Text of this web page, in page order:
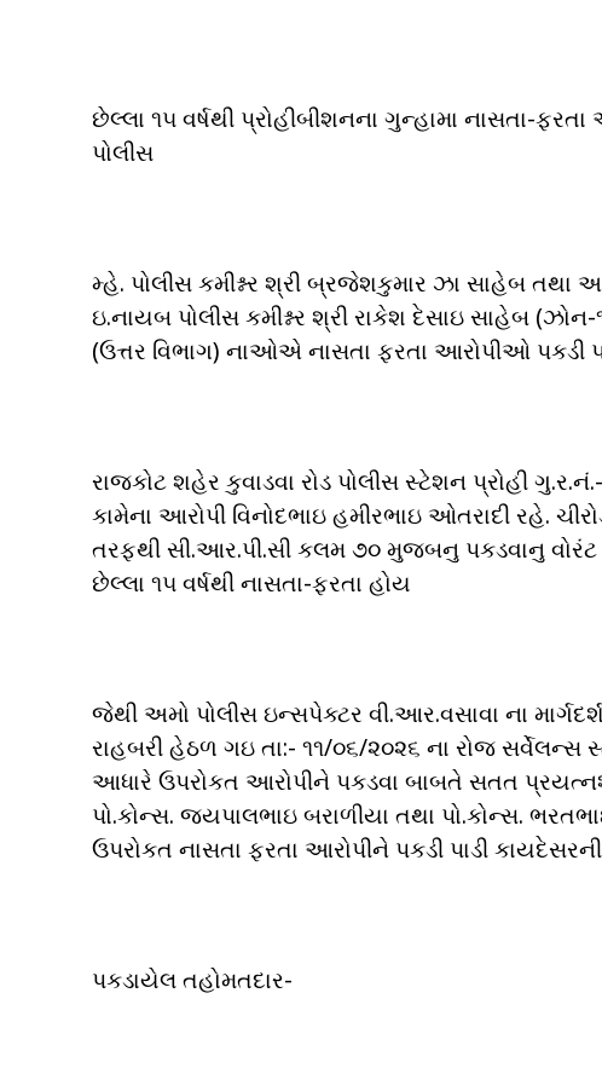
છેલ્લા ૧૫ વર્ષથી પ્રોહીબીશનના ગુન્હામા નાસતા-ફરતા
પોલીસ
મ્હે. પોલીસ કમીશ્નર શ્રી બ્રજેશકુમાર ઝા સાહેબ તથા
ઇ.નાયબ પોલીસ કમીશ્નર શ્રી રાકેશ દેસાઇ સાહેબ
(ઉત્તર વિભાગ) નાઓએ નાસતા ફરતા આરોપીઓ
રાજકોટ શહેર કુવાડવા રોડ પોલીસ સ્ટેશન પ્રોહી
કામેના આરોપી વિનોદભાઇ હમીરભાઇ ઓતરાદી રહે.
તરફથી સી.આર.પી.સી કલમ ૭૦ મુજબનુ પકડવાનુ
છેલ્લા ૧૫ વર્ષથી નાસતા-ફરતા હોય
જેથી અમો પોલીસ ઇન્સપેક્ટર વી.આર.વસાવા ના
રાહબરી હેઠળ ગઇ તા:- ૧૧/૦૬/૨૦૨૬ ના રોજ
આધારે ઉપરોકત આરોપીને પકડવા બાબતે સતત
પો.કોન્સ. જયપાલભાઇ બરાળીયા તથા પો.કોન્સ.
ઉપરોકત નાસતા ફરતા આરોપીને પકડી પાડી
પકડાયેલ તહોમતદાર-